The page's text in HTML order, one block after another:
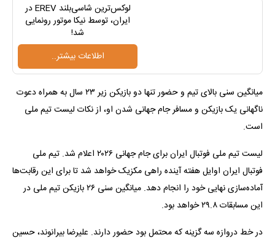
لوکس‌ترین شاسی‌بلند EREV در
ایران، توسط نیکا موتور رونمایی
شد!
اطلاعات بیشتر..
میانگین سنی بالای تیم و حضور تنها دو بازیکن زیر ۲۳ سال به همراه دعوت
ناگهانی یک بازیکن و مسافر جام جهانی شدن او، از نکات لیست تیم ملی
است.
لیست تیم ملی فوتبال ایران برای جام جهانی ۲۰۲۶ اعلام شد. تیم ملی
فوتبال ایران اوایل هفته آینده راهی مکزیک خواهد شد تا برای این رقابت‌ها
آماده‌سازی نهایی خود را انجام دهد. میانگین سنی ۲۶ بازیکن تیم ملی در
این مسابقات ۲۹.۸ خواهد بود.
در خط دروازه سه گزینه که محتمل بود حضور دارند. علیرضا بیرانوند، حسین